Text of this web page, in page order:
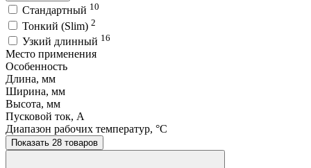
Стандартный 10
Тонкий (Slim) 2
Узкий длинный 16
Место применения
Особенность
Длина, мм
Ширина, мм
Высота, мм
Пусковой ток, A
Диапазон рабочих температур, °C
Показать 28 товаров